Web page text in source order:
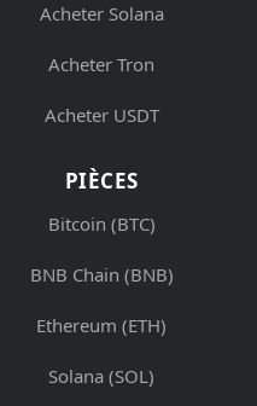
Acheter Solana
Acheter Tron
Acheter USDT
PIÈCES
Bitcoin (BTC)
BNB Chain (BNB)
Ethereum (ETH)
Solana (SOL)